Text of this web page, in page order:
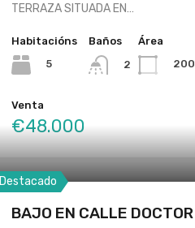
TERRAZA SITUADA EN…
Habitacións
5
Baños
2
Área
200
Venta
€48.000
Destacado
BAJO EN CALLE DOCTOR